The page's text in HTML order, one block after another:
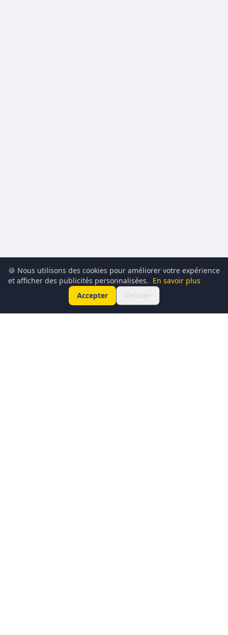
🍪 Nous utilisons des cookies pour améliorer votre expérience
et afficher des publicités personnalisées. En savoir plus
Accepter
Refuser